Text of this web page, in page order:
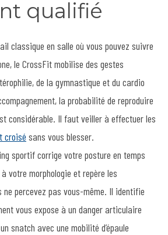
qualifié
classique en salle où vous pouvez suivre
le CrossFit mobilise des gestes
de la gymnastique et du cardio
la probabilité de reproduire
considérable. Il faut veiller à effectuer les
croisé sans vous blesser.
sportif corrige votre posture en temps
votre morphologie et repère les
ne percevez pas vous-même. Il identifie
vous expose à un danger articulaire
snatch avec une mobilité d’épaule